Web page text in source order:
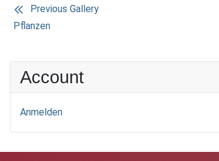
Previous Gallery
Pflanzen
Account
Anmelden